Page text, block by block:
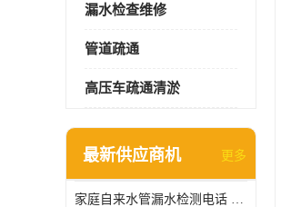
漏水检查维修
管道疏通
高压车疏通清淤
最新供应商机 更多
家庭自来水管漏水检测电话 服务周到